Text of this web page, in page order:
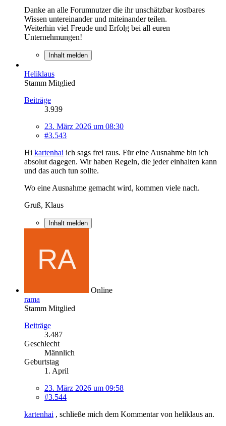
Danke an alle Forumnutzer die ihr unschätzbar kostbares
Wissen untereinander und miteinander teilen.
Weiterhin viel Freude und Erfolg bei all euren
Unternehmungen!
Inhalt melden
Heliklaus
Stamm Mitglied
Beiträge
3.939
23. März 2026 um 08:30
#3.543
Hi kartenhai ich sags frei raus. Für eine Ausnahme bin ich
absolut dagegen. Wir haben Regeln, die jeder einhalten kann
und das auch tun sollte.
Wo eine Ausnahme gemacht wird, kommen viele nach.
Gruß, Klaus
Inhalt melden
Online
rama
Stamm Mitglied
Beiträge
3.487
Geschlecht
Männlich
Geburtstag
1. April
23. März 2026 um 09:58
#3.544
kartenhai , schließe mich dem Kommentar von heliklaus an.